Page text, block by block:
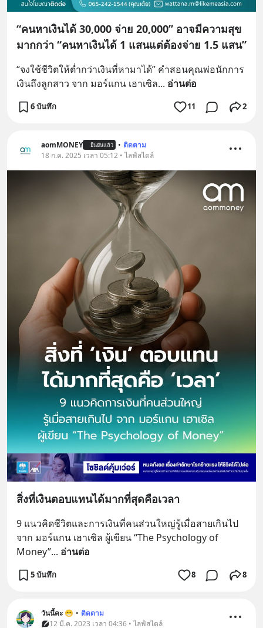
“คนหาเงินได้ 30,000 จ่าย 20,000” อาจมีความสุข
มากกว่า “คนหาเงินได้ 1 แสนแต่ต้องจ่าย 1.5 แสน”
“จงใช้ชีวิตให้ต่ำกว่าเงินที่หามาได้” คำสอนคุณพ่อนักการ
เงินถึงลูกสาว จาก มอร์แกน เฮาเซิล... อ่านต่อ
6 บันทึก 11 2
aomMONEY ยืนยันแล้ว • ติดตาม
18 ก.ค. 2025 เวลา 05:12 • ไลฟ์สไตล์
สิ่งที่เงินตอบแทนได้มากที่สุดคือเวลา
9 แนวคิดชีวิตและการเงินที่คนส่วนใหญ่รู้เมื่อสายเกินไป
จาก มอร์แกน เฮาเซิล ผู้เขียน “The Psychology of
Money”... อ่านต่อ
5 บันทึก 8 8
วันนี้คะ 😁 • ติดตาม
12 มี.ค. 2023 เวลา 04:36 • ไลฟ์สไตล์